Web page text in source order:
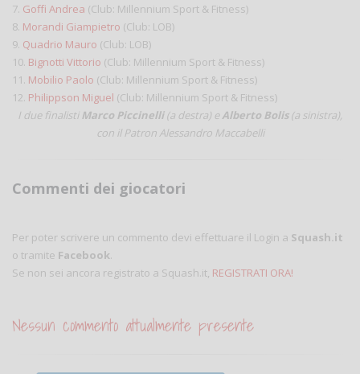
7. Goffi Andrea (Club: Millennium Sport & Fitness)
8. Morandi Giampietro (Club: LOB)
9. Quadrio Mauro (Club: LOB)
10. Bignotti Vittorio (Club: Millennium Sport & Fitness)
11. Mobilio Paolo (Club: Millennium Sport & Fitness)
12. Philippson Miguel (Club: Millennium Sport & Fitness)
I due finalistiMarco Piccinelli(a destra) eAlberto Bolis(a sinistra),
con il Patron Alessandro Maccabelli
Commenti dei giocatori
Per poter scrivere un commento devi effettuare il Login a Squash.it
o tramite Facebook.
Se non sei ancora registrato a Squash.it, REGISTRATI ORA!
Nessun commento attualmente presente